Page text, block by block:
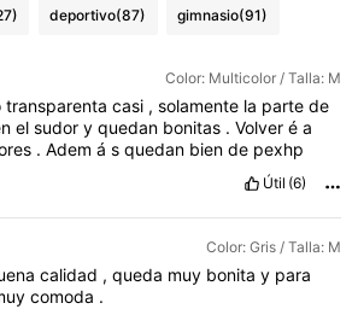
deportivo(87) gimnasio(91)
Color: Multicolor / Talla: M
transparenta casi , solamente la parte de
elsudoryquedan bonitas .Volveréa
.Ademásquedan biende pexhp
Útil (6)
Color: Gris / Talla: M
calidad , queda muy bonita y para
comoda .